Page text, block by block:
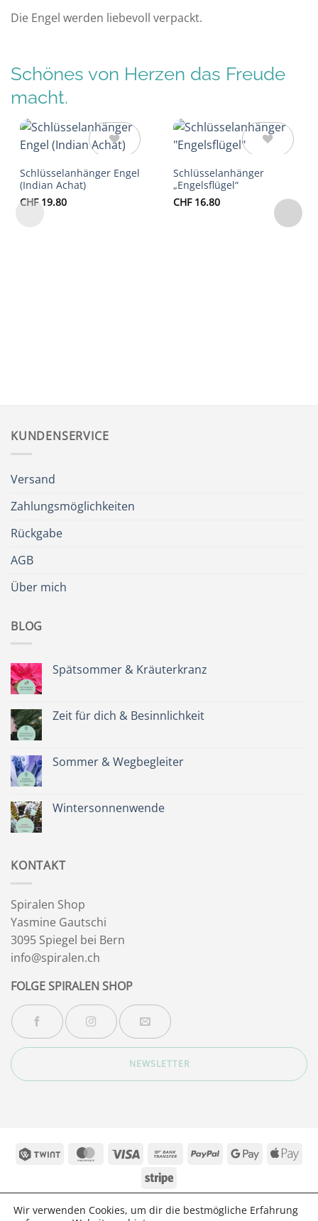
Die Engel werden liebevoll verpackt.
Schönes von Herzen das Freude
macht.
Wunschliste
Schlüsselanhänger Engel
(Indian Achat)
CHF19.80
Wunschliste
Schlüsselanhänger
„Engelsflügel“
CHF16.80
KUNDENSERVICE
Versand
Zahlungsmöglichkeiten
Rückgabe
AGB
Über mich
BLOG
Spätsommer & Kräuterkranz
Spätsommer
&
Zeit für dich & Besinnlichkeit
Zeit
für
Sommer & Wegbegleiter
Sommer
&
Wintersonnenwende
KONTAKT
Spiralen Shop
Yasmine Gautschi
3095 Spiegel bei Bern
info@spiralen.ch
FOLGE SPIRALEN SHOP
NEWSLETTER
Twint MasterCard
Visa
Bank
PayPal
Google
Stripe
BLOG ÜBER MICH – (ARCHIV_BISHER 2025) KONTAKT
FAQ
DATENSCHUTZ
AGB IMPRESSUM
Wir verwenden Cookies, um dir die bestmögliche Erfahrung